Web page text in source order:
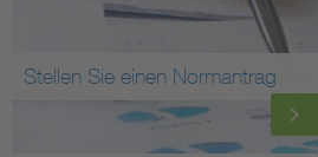
Stellen Sie einen Normantrag